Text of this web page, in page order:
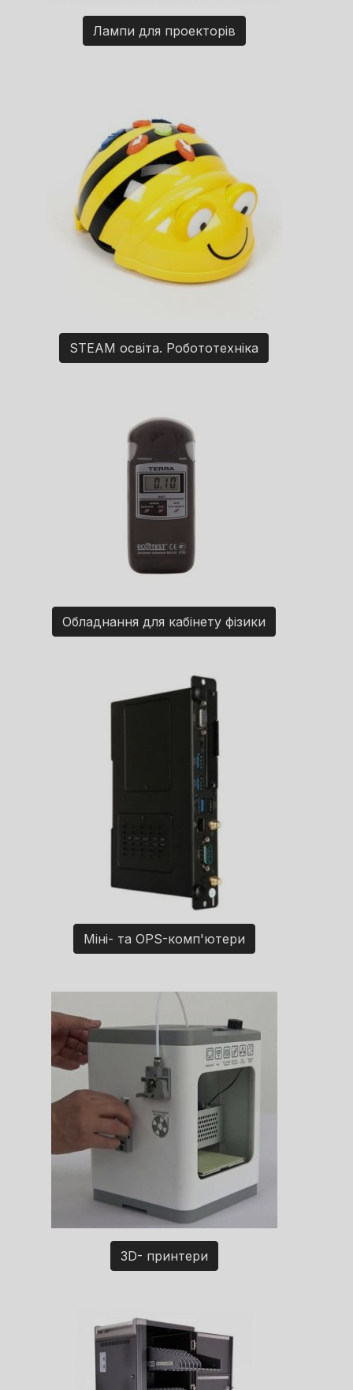
Лампи для проекторів
STEAM освіта. Робототехніка
Обладнання для кабінету фізики
Міні- та OPS-комп'ютери
3D- принтери